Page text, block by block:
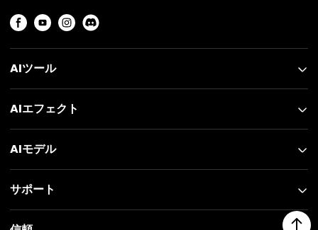
AIツール
AIエフェクト
AIモデル
サポート